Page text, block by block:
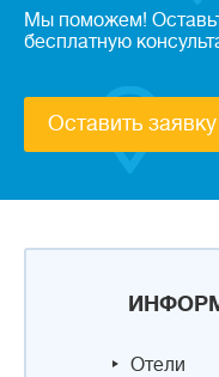
Отели
Мы поможем!
бесплатную
Оставить заявку